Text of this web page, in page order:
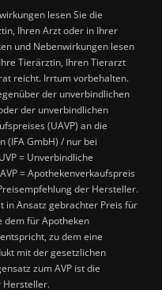
lesen Sie die
Ihren Arzt oder in Ihrer
und Nebenwirkungen lesen
Tierärztin, Ihren Tierarzt
reicht. Irrtum vorbehalten.
der unverbindlichen
der unverbindlichen
(UAVP) an die
(IFA GmbH) / nur bei
= Unverbindliche
= Apothekenverkaufspreis
der Hersteller.
in Ansatz gebrachter Preis für
dem für Apotheken
zu dem eine
mit der gesetzlichen
zum AVP ist die
Hersteller.